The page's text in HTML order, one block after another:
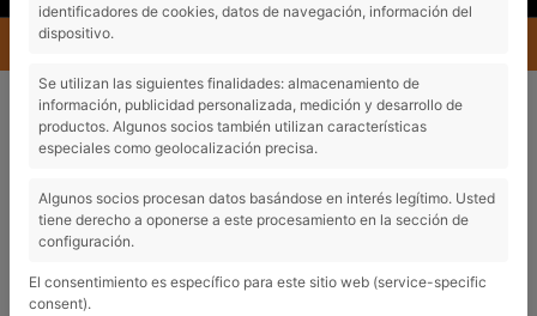
MENÚ
INTERFREN
NOTÍCIES
EL TEU CITROËN, EL DEMANES JA, L'ESTRENES EN 20 DIES.
L'ESTRENES EN 20 DIES.
identificadores de cookies, datos de navegación, información del
dispositivo.
Se utilizan las siguientes finalidades: almacenamiento de
información, publicidad personalizada, medición y desarrollo de
productos. Algunos socios también utilizan características
especiales como geolocalización precisa.
Algunos socios procesan datos basándose en interés legítimo. Usted
tiene derecho a oponerse a este procesamiento en la sección de
configuración.
El consentimiento es específico para este sitio web (service-specific
consent).